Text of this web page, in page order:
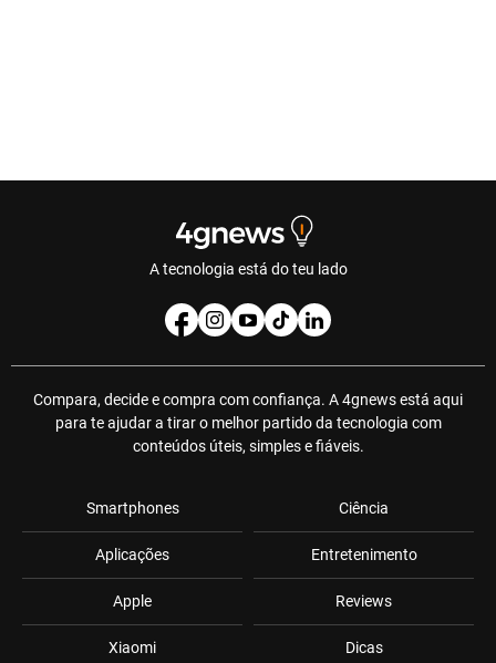
A tecnologia está do teu lado
Compara, decide e compra com confiança. A 4gnews está aqui
para te ajudar a tirar o melhor partido da tecnologia com
conteúdos úteis, simples e fiáveis.
Smartphones
Aplicações
Apple
Xiaomi
Ciência
Entretenimento
Reviews
Dicas